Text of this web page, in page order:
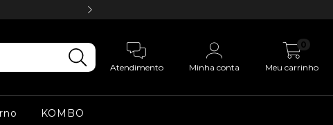
Atendimento Minha conta Meu carrinho
0
KOMBO